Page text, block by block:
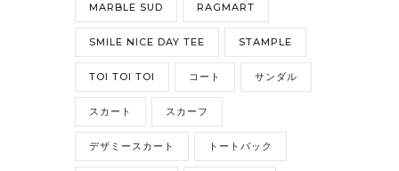
MARBLE SUD RAGMART
SMILE NICE DAY TEE STAMPLE
TOI TOI TOI コート サンダル
スカート スカーフ
デザミースカート トートバック